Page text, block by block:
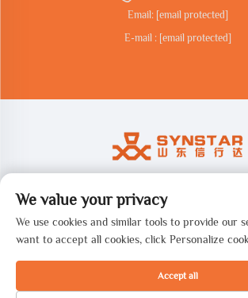
Email: [email protected]
E-mail : [email protected]
Copyright © 2026 Shandong synstar Intelligent
We value your privacy
We use cookies and similar tools to provide our
want to accept all cookies, click Personalize
Accept all